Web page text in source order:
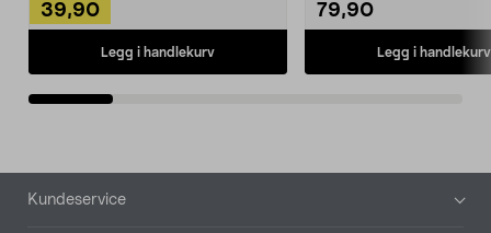
39,90
Legg i handlekurv
79,90
Legg i handlekurv
Bunntekst
Kundeservice